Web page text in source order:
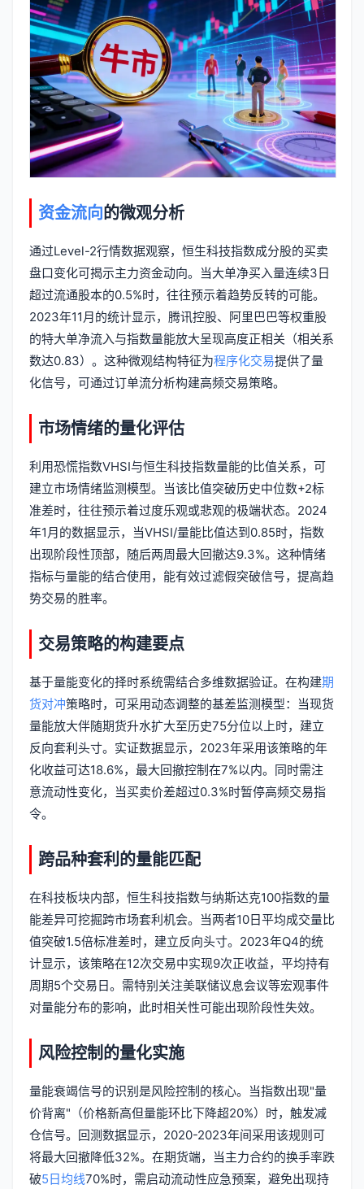
资金流向 的微观分析
通过Level-2行情数据观察，恒生科技指数成分股的买卖
盘口变化可揭示主力资金动向。当大单净买入量连续3日
超过流通股本的0.5%时，往往预示着趋势反转的可能。
2023年11月的统计显示，腾讯控股、阿里巴巴等权重股
的特大单净流入与指数量能放大呈现高度正相关（相关系
数达0.83）。这种微观结构特征为程序化交易提供了量
化信号，可通过订单流分析构建高频交易策略。
市场情绪的量化评估
利用恐慌指数VHSI与恒生科技指数量能的比值关系，可
建立市场情绪监测模型。当该比值突破历史中位数+2标
准差时，往往预示着过度乐观或悲观的极端状态。2024
年1月的数据显示，当VHSI/量能比值达到0.85时，指数
出现阶段性顶部，随后两周最大回撤达9.3%。这种情绪
指标与量能的结合使用，能有效过滤假突破信号，提高趋
势交易的胜率。
交易策略的构建要点
基于量能变化的择时系统需结合多维数据验证。在构建期
货对冲策略时，可采用动态调整的基差监测模型：当现货
量能放大伴随期货升水扩大至历史75分位以上时，建立
反向套利头寸。实证数据显示，2023年采用该策略的年
化收益可达18.6%，最大回撤控制在7%以内。同时需注
意流动性变化，当买卖价差超过0.3%时暂停高频交易指
令。
跨品种套利的量能匹配
在科技板块内部，恒生科技指数与纳斯达克100指数的量
能差异可挖掘跨市场套利机会。当两者10日平均成交量比
值突破1.5倍标准差时，建立反向头寸。2023年Q4的统
计显示，该策略在12次交易中实现9次正收益，平均持有
周期5个交易日。需特别关注美联储议息会议等宏观事件
对量能分布的影响，此时相关性可能出现阶段性失效。
风险控制的量化实施
量能衰竭信号的识别是风险控制的核心。当指数出现"量
价背离"（价格新高但量能环比下降超20%）时，触发减
仓信号。回测数据显示，2020-2023年间采用该规则可
将最大回撤降低32%。在期货端，当主力合约的换手率跌
破5日均线70%时，需启动流动性应急预案，避免出现持